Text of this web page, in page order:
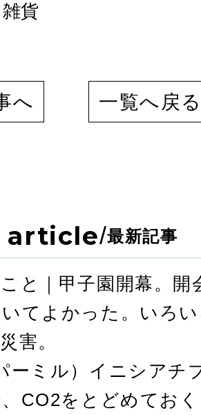
貨
へ 一覧へ戻
article/最新記事
と｜甲子園開幕。
てよかった。いろ
害。
ミル）イニシアチ
CO2をとどめてお